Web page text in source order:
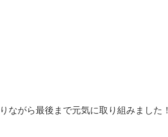
ながら最後まで元気に取り組みました！